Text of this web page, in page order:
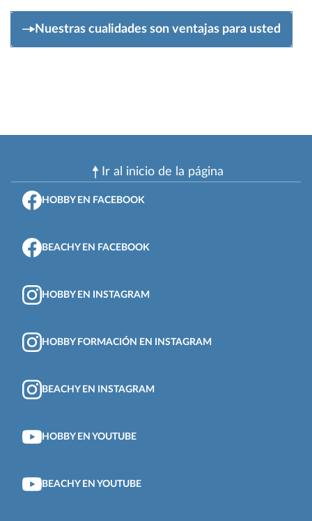
Nuestras cualidades son ventajas para usted
Ir al inicio de la página
HOBBY EN FACEBOOK
BEACHY EN FACEBOOK
HOBBY EN INSTAGRAM
HOBBY FORMACIÓN EN INSTAGRAM
BEACHY EN INSTAGRAM
HOBBY EN YOUTUBE
BEACHY EN YOUTUBE